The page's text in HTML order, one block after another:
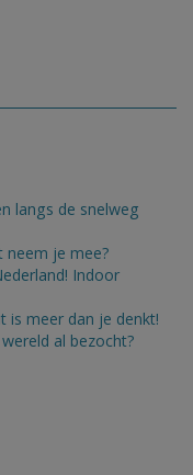
langs de snelweg
neem je mee?
Indoor
is meer dan je denkt!
al bezocht?